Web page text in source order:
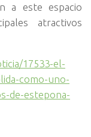
a este espacio
atractivos
17533-el-
como-uno-
de-estepona-